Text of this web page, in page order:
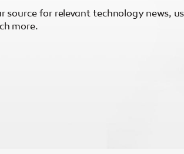
source for relevant technology news,
more.